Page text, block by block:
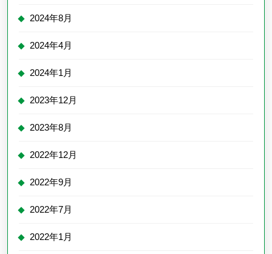
2024年8月
2024年4月
2024年1月
2023年12月
2023年8月
2022年12月
2022年9月
2022年7月
2022年1月